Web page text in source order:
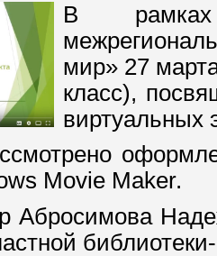
В рамках
мир» 27
класс),
виртуальных
Movie Maker.
Абросимова